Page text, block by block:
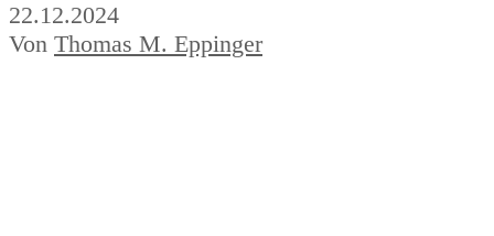
22.12.2024
Von Thomas M. Eppinger